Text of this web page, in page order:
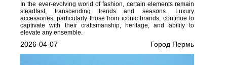
In the ever-evolving world of fashion, certain elements remain
steadfast, transcending trends and seasons. Luxury
accessories, particularly those from iconic brands, continue to
captivate with their craftsmanship, heritage, and ability to
elevate any ensemble.
2026-04-07 Город Пермь